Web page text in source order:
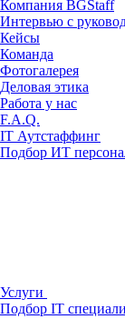
Компания BGStaff
Интервью с
Кейсы
Команда
Фотогалерея
Деловая этика
Работа у нас
F.A.Q.
IT Аутстаффинг
Подбор ИТ
Услуги
Подбор IT